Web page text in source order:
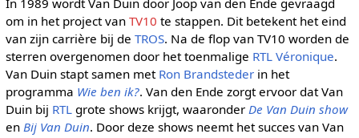
In 1989 wordt Van Duin door Joop van den Ende gevraagd
om in het project van TV10 te stappen. Dit betekent het eind
van zijn carrière bij de TROS. Na de flop van TV10 worden de
sterren overgenomen door het toenmalige RTL Véronique.
Van Duin stapt samen met Ron Brandstederin het
programma Wie ben ik?. Van den Ende zorgt ervoor dat Van
Duin bij RTLgrote shows krijgt, waaronder De Van Duin show
en Bij Van Duin. Door deze shows neemt het succes van Van